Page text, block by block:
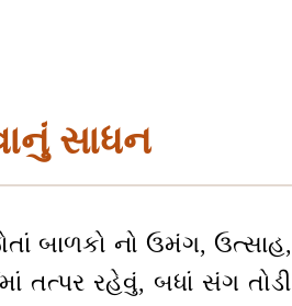
સાધન
બાળકો નો ઉમંગ, ઉત્સાહ,
તત્પર રહેવું, બધાં સંગ તોડી